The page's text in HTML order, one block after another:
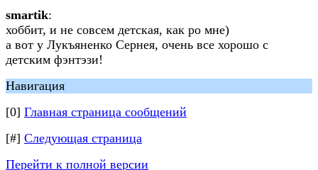
smartik:
хоббит, и не совсем детская, как ро мне)
а вот у Лукъяненко Сернея, очень все хорошо с
детским фэнтэзи!
Навигация
[0] Главная страница сообщений
[#] Следующая страница
Перейти к полной версии